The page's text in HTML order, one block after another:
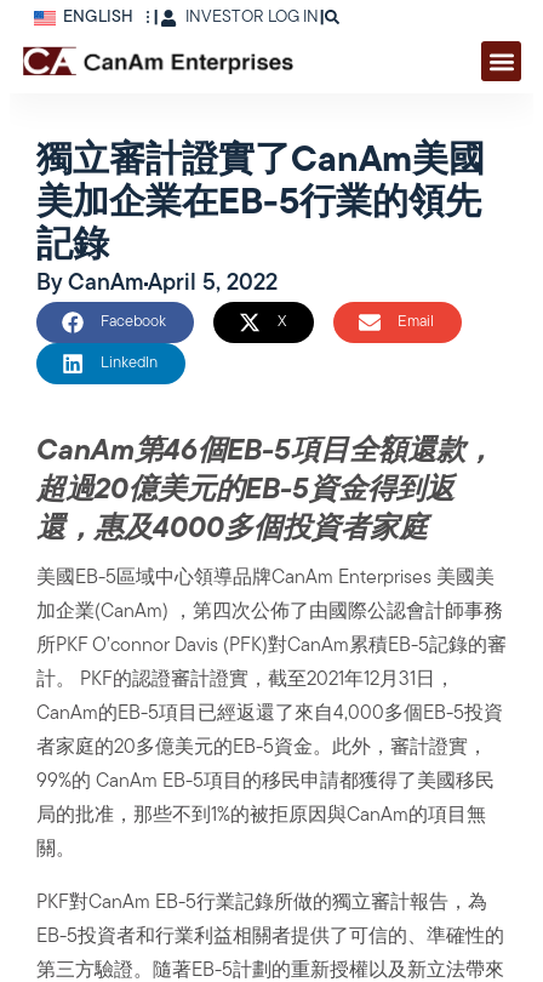
ENGLISH INVESTOR LOG IN |
獨立審計證實了CanAm美國
美加企業在EB-5行業的領先
記錄
ByCanAmApril 5, 2022
Facebook X Email
LinkedIn
CanAm第46個EB-5項目全額還款，
超過20億美元的EB-5資金得到返
還，惠及4000多個投資者家庭
美國EB-5區域中心領導品牌CanAm Enterprises 美國美
加企業(CanAm) ，第四次公佈了由國際公認會計師事務
所PKF O’connor Davis (PFK)對CanAm累積EB-5記錄的審
計。 PKF的認證審計證實，截至2021年12月31日，
CanAm的EB-5項目已經返還了來自4,000多個EB-5投資
者家庭的20多億美元的EB-5資金。此外，審計證實，
99%的 CanAm EB-5項目的移民申請都獲得了美國移民
局的批准，那些不到1%的被拒原因與CanAm的項目無
關。
PKF對CanAm EB-5行業記錄所做的獨立審計報告，為
EB-5投資者和行業利益相關者提供了可信的、準確性的
第三方驗證。隨著EB-5計劃的重新授權以及新立法帶來